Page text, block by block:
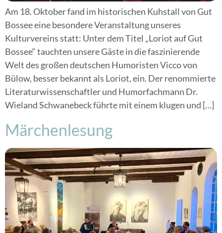
Am 18. Oktober fand im historischen Kuhstall von Gut
Bossee eine besondere Veranstaltung unseres
Kulturvereins statt: Unter dem Titel „Loriot auf Gut
Bossee“ tauchten unsere Gäste in die faszinierende
Welt des großen deutschen Humoristen Vicco von
Bülow, besser bekannt als Loriot, ein. Der renommierte
Literaturwissenschaftler und Humorfachmann Dr.
Wieland Schwanebeck führte mit einem klugen und […]
Märchenlesung